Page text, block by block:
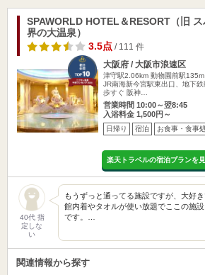
SPAWORLD HOTEL＆RESORT（旧
界の大温泉）
3.5点/ 111 件
大阪府 / 大阪市浪速区
津守駅2.06km 動物園前駅135m
JR南海新今宮駅東出口、地下
歩すぐ 阪神…
営業時間 10:00～翌8:45
入浴料金 1,500円～
日帰り 宿泊 お食事・食事
楽天トラベルの宿泊プランを
40代 指
定しな
い
もうずっと通ってる施設ですが、大好
館内着やタオルが使い放題でここの施
です。…
関連情報から探す